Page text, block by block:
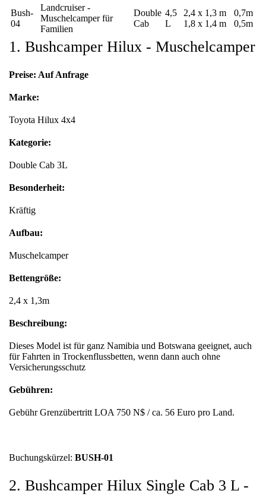
Bush-
04
Landcruiser -
Muschelcamper für
Familien
Double
Cab
4,5
L
2,4 x 1,3 m
1,8 x 1,4 m
0,7m
0,5m
1. Bushcamper Hilux - Muschelcamper
Preise: Auf Anfrage
Marke:
Toyota Hilux 4x4
Kategorie:
Double Cab 3L
Besonderheit:
Kräftig
Aufbau:
Muschelcamper
Bettengröße:
2,4 x 1,3m
Beschreibung:
Dieses Model ist für ganz Namibia und Botswana geeignet, auch
für Fahrten in Trockenflussbetten, wenn dann auch ohne
Versicherungsschutz
Gebühren:
Gebühr Grenzübertritt LOA 750 N$ / ca. 56 Euro pro Land.
Buchungskürzel: BUSH-01
2. Bushcamper Hilux Single Cab 3 L -